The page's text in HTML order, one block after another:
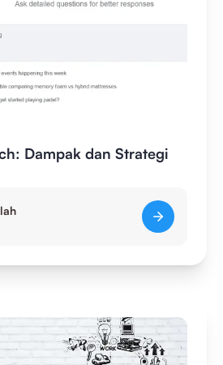
Dampak dan Strategi